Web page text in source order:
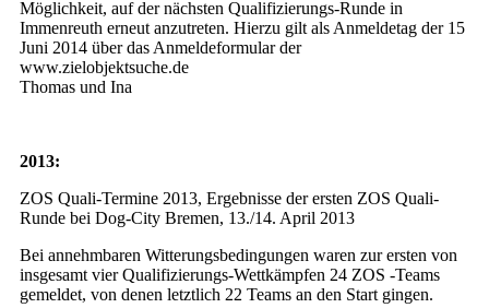
Möglichkeit, auf der nächsten Qualifizierungs-Runde in
Immenreuth erneut anzutreten. Hierzu gilt als Anmeldetag der 15
Juni 2014 über das Anmeldeformular der
www.zielobjektsuche.de
Thomas und Ina
2013:
ZOS Quali-Termine 2013, Ergebnisse der ersten ZOS Quali-
Runde bei Dog-City Bremen, 13./14. April 2013
Bei annehmbaren Witterungsbedingungen waren zur ersten von
insgesamt vier Qualifizierungs-Wettkämpfen 24 ZOS -Teams
gemeldet, von denen letztlich 22 Teams an den Start gingen.